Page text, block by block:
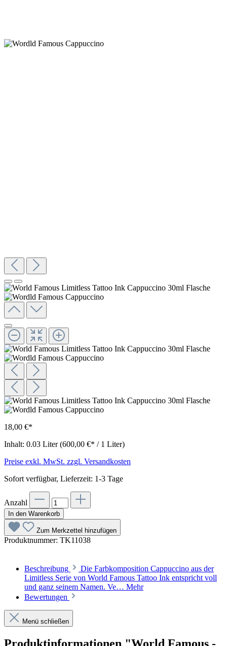
18,00 €*
Inhalt: 0.03 Liter(600,00 €* / 1 Liter)
Preise exkl. MwSt. zzgl. Versandkosten
Sofort verfügbar, Lieferzeit: 1-3 Tage
Anzahl
In den Warenkorb
Zum Merkzettel hinzufügen
Produktnummer: TK11038
Beschreibung
Die Farbkomposition Cappuccino aus der
Limitless Serie von World Famous Tattoo Ink entspricht voll
und ganz seinem Namen. Ve… Mehr
Bewertungen
Menü schließen
Produktinformationen "World Famous -